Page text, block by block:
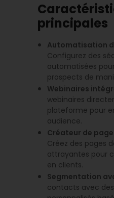
principales
Automatisation
Configurez des
automatisées
prospects de
Webinaires
webinaires
plateforme pour
audience.
Créateur de
Créez des pages
attrayantes pour
en clients.
Segmentation
contacts avec